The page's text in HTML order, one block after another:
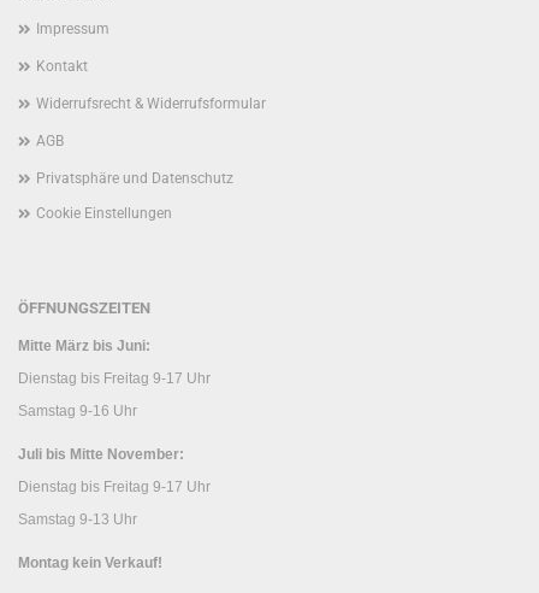
Impressum
Kontakt
Widerrufsrecht & Widerrufsformular
AGB
Privatsphäre und Datenschutz
Cookie Einstellungen
ÖFFNUNGSZEITEN
Mitte März bis Juni:
Dienstag bis Freitag 9-17 Uhr
Samstag 9-16 Uhr
Juli bis Mitte November:
Dienstag bis Freitag 9-17 Uhr
Samstag 9-13 Uhr
Montag kein Verkauf!